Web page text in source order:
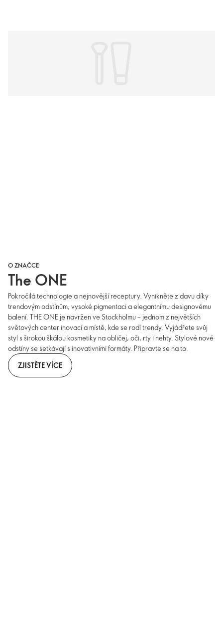
O ZNAČCE
The ONE
Pokročilá technologie a nejnovější receptury. Vynikněte z davu díky
trendovým odstínům, vysoké pigmentaci a elegantnímu designovému
balení. THE ONE je navržen ve Stockholmu – jednom z největších
světových center inovací a místě, kde se rodí trendy. Vyjádřete svůj
styl s širokou škálou kosmetiky na obličej, oči, rty i nehty. Stylové nové
odstíny se setkávají s inovativními formáty. Připravte se na to.
ZJISTĚTE VÍCE